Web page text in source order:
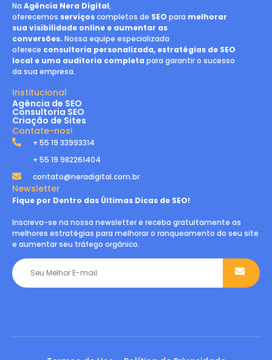
Na Agência Nera Digital,
oferecemos serviçoscompletos de SEO para melhorar
sua visibilidade online e aumentar as
conversões. Nossa equipe especializada
oferece consultoria personalizada, estratégias de SEO
local e uma auditoria completa para garantir o sucesso
da sua empresa.
Institucional
Agência de SEO
Consultoria SEO
Criação de Sites
Contate-nos!
+ 55 19 33993314
+ 55 19 982261404
contato@neradigital.com.br
Newsletter
Fique por Dentro das Últimas Dicas de SEO!
Inscreva-se na nossa newsletter e receba gratuitamente as
melhores estratégias para melhorar o ranqueamento do seu site
e aumentar seu tráfego orgânico.